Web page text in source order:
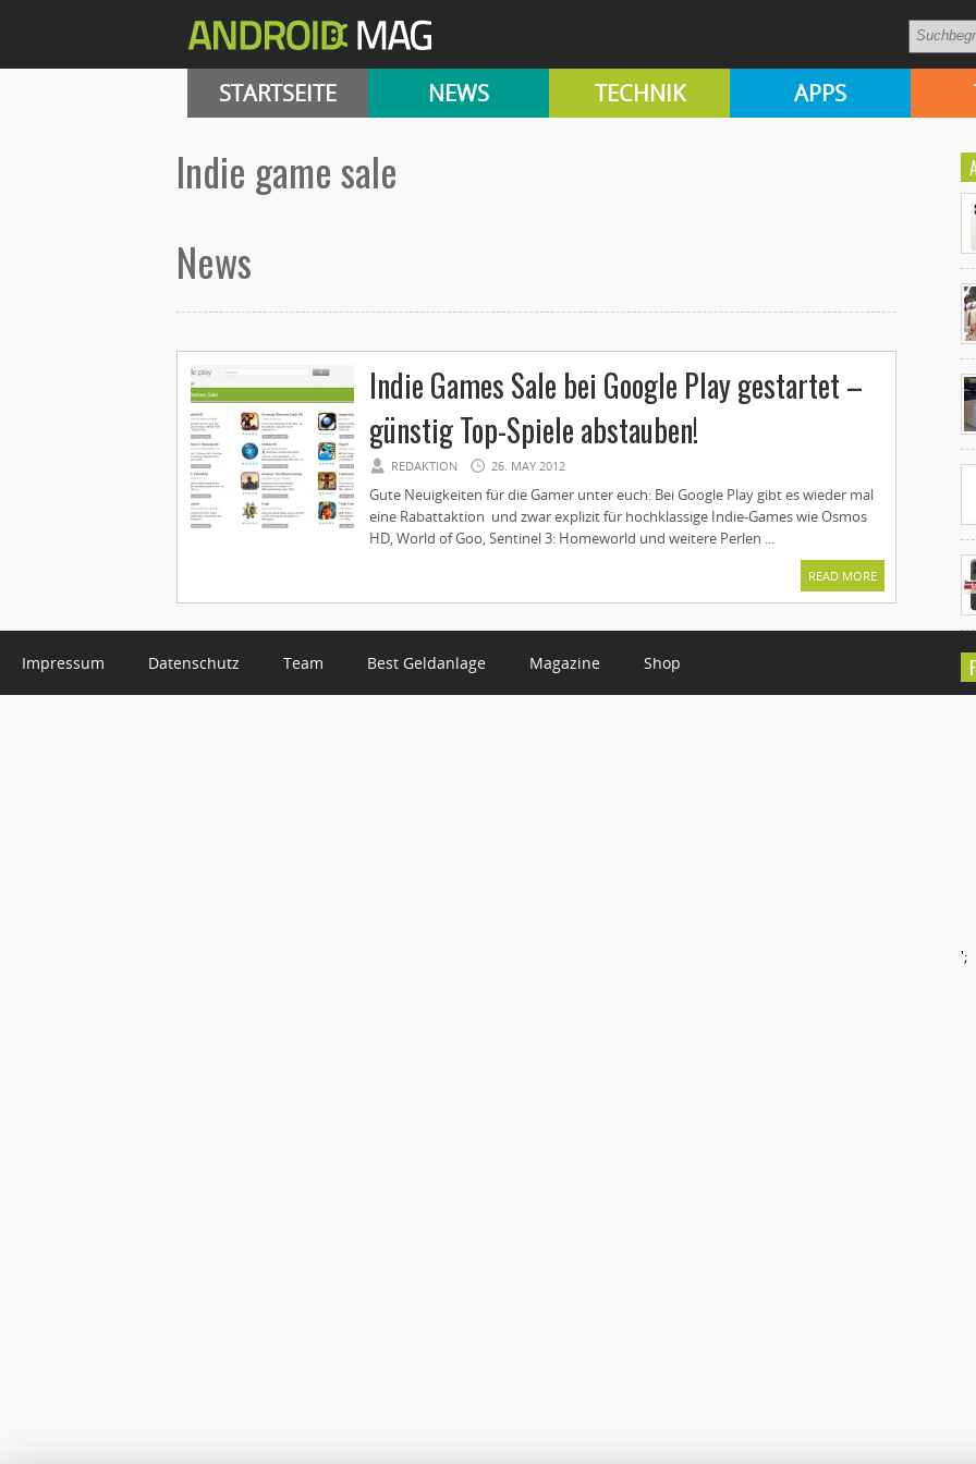
STARTSEITE NEWS TECHNIK APPS
indie game sale
News
Indie Games Sale bei Google Play gestartet –
günstig Top-Spiele abstauben!
REDAKTION 26. MAY 2012
Gute Neuigkeiten für die Gamer unter euch: Bei Google Play gibt es wieder mal
eine Rabattaktion und zwar explizit für hochklassige Indie-Games wie Osmos
HD, World of Goo, Sentinel 3: Homeworld und weitere Perlen ...
READ MORE
';
Impressum Datenschutz Team Best Geldanlage Magazine Shop